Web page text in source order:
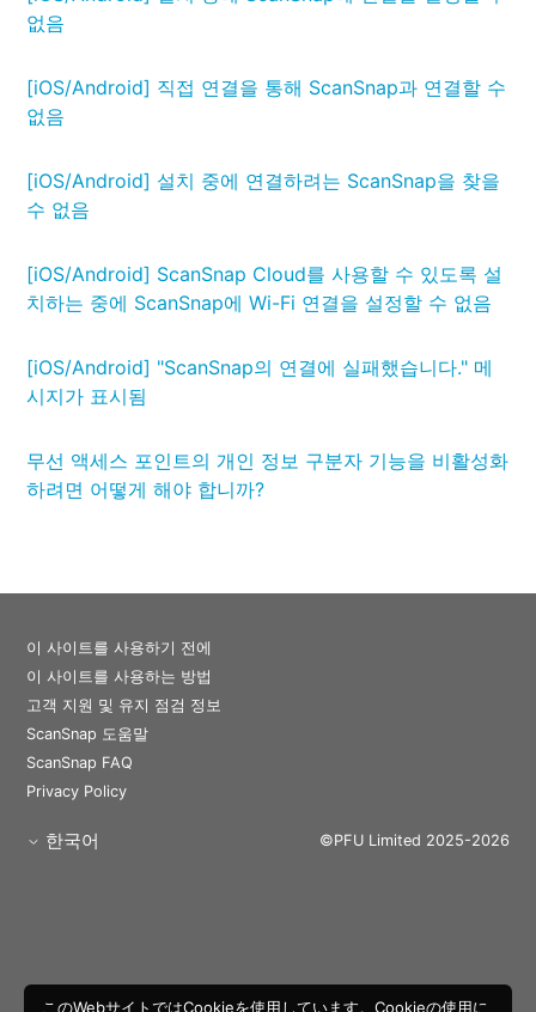
없음
[iOS/Android] 직접 연결을 통해 ScanSnap과 연결할 수
없음
[iOS/Android] 설치 중에 연결하려는 ScanSnap을 찾을
수 없음
[iOS/Android] ScanSnap Cloud를 사용할 수 있도록 설
치하는 중에 ScanSnap에 Wi-Fi 연결을 설정할 수 없음
[iOS/Android] "ScanSnap의 연결에 실패했습니다." 메
시지가 표시됨
무선 액세스 포인트의 개인 정보 구분자 기능을 비활성화
하려면 어떻게 해야 합니까?
이 사이트를 사용하기 전에
이 사이트를 사용하는 방법
고객 지원 및 유지 점검 정보
ScanSnap 도움말
ScanSnap FAQ
Privacy Policy
한국어 ©PFU Limited 2025-2026
このWebサイトではCookieを使用しています。Cookieの使用に